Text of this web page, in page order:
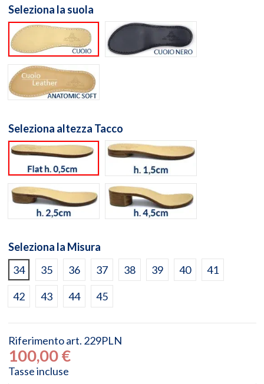
Seleziona la suola
Suola cuoio naturale
Suola cuoio nero
Suola Anatomic Soft Cuoio
Seleziona altezza Tacco
flat h. 0,5cm
h. 1,5cm
h. 2,5cm h. 4,5cm
Seleziona la Misura
34
35 36 37 38 39 40 41
42 43 44 45
Riferimento art. 229PLN
100,00 €
Tasse incluse